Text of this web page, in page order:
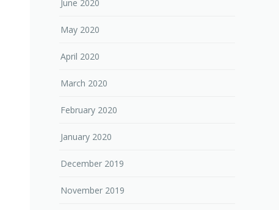
June 2020
May 2020
April 2020
March 2020
February 2020
January 2020
December 2019
November 2019